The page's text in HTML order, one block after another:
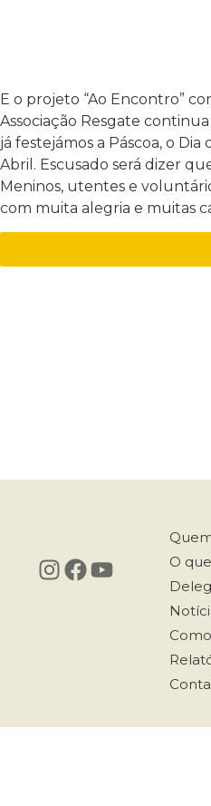
E o projeto “Ao Encontro”
Associação Resgate
já festejámos a Páscoa, o Dia
Abril. Escusado será dizer
Meninos, utentes e
com muita alegria e muitas
O
Como